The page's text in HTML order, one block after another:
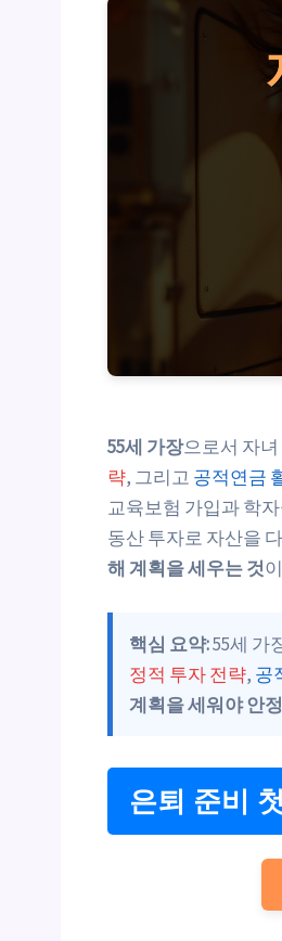
55세 가장으로서 자
략, 그리고 공적연금
교육보험 가입과 학
동산 투자로 자산을
해 계획을 세우는 것
핵심 요약:55세 가
정적 투자 전략, 공
계획을 세워야 안
은퇴 준비